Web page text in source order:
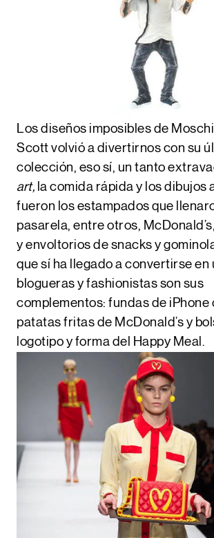
Los diseños imposibles de
Scott volvió a divertirnos con su
colección, eso sí, un tanto
art, la comida rápida y los dibujos
fueron los estampados que
pasarela, entre otros,
y envoltorios de snacks y
que sí ha llegado a convertirse en
blogueras y fashionistas son sus
complementos: fundas de iPhone
patatas fritas de McDonald’s y
logotipo y forma del Happy Meal.